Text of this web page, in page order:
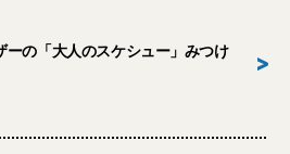
ーの「大人のスケシュー」みつけ
>